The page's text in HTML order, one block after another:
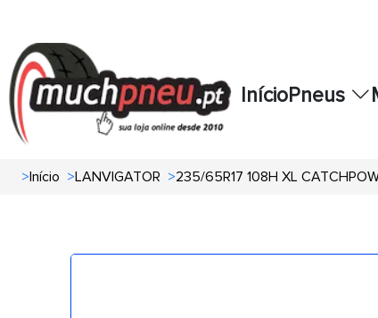
InícioPneus
>Início >LANVIGATOR >235/65R17 108H XL